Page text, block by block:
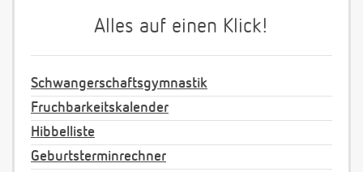
Alles auf einen Klick!
Schwangerschaftsgymnastik
Fruchbarkeitskalender
Hibbelliste
Geburtsterminrechner